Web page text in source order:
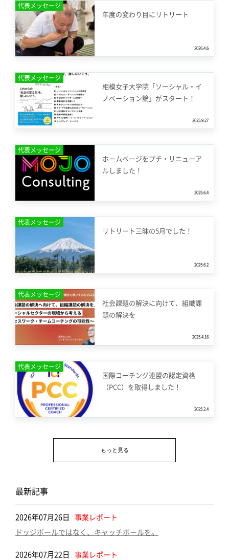
代表メッセージ
年度の変わり目にリトリート
2026.4.6
代表メッセージ
相模女子大学院「ソーシャル・イ
ノベーション論」がスタート！
2025.9.27
代表メッセージ
ホームページをプチ・リニューア
ルしました！
2025.6.4
代表メッセージ
リトリート三昧の5月でした！
2025.6.2
代表メッセージ
社会課題の解決に向けて、組織課
題の解決を
2025.4.16
代表メッセージ
国際コーチング連盟の認定資格
（PCC）を取得しました！
2025.2.4
もっと見る
最新記事
2026年07月26日 事業レポート
ドッジボールではなく、キャッチボールを。
2026年07月22日 事業レポート